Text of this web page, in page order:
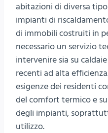
abitazioni di diversa
impianti di
di immobili costruiti in
necessario un servizio
intervenire sia su
recenti ad alta
esigenze dei residenti
del comfort termico e
degli impianti,
utilizzo.